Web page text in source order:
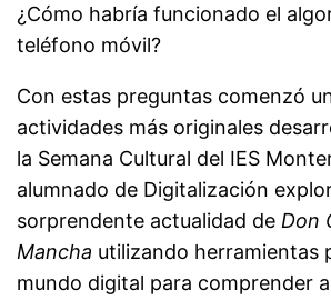
¿Cómo habría funcionado el
teléfono móvil?
Con estas preguntas comenzó
actividades más originales
la Semana Cultural del IES
alumnado de Digitalización
sorprendente actualidad de Don
Mancha utilizando herramientas
mundo digital para comprender